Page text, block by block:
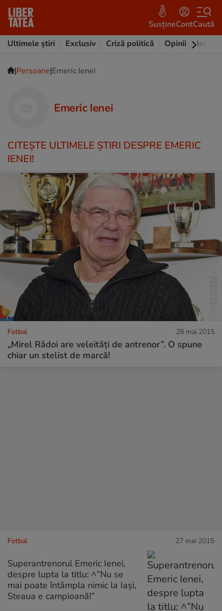
SusțineContCaută
Ultimele știri
Exclusiv Criză politică Opinii
|Persoane|Emeric Ienei
Emeric Ienei
CITEŞTE ULTIMELE ŞTIRI DESPRE EMERIC
IENEI!
Fotbal 28 mai 2015
„Mirel Rădoi are veleități de antrenor”. O spune
chiar un stelist de marcă!
Fotbal 27 mai 2015
Superantrenorul Emeric Ienei,
despre lupta la titlu: ^”Nu se
mai poate întâmpla nimic la Iași,
Steaua e campioană!”